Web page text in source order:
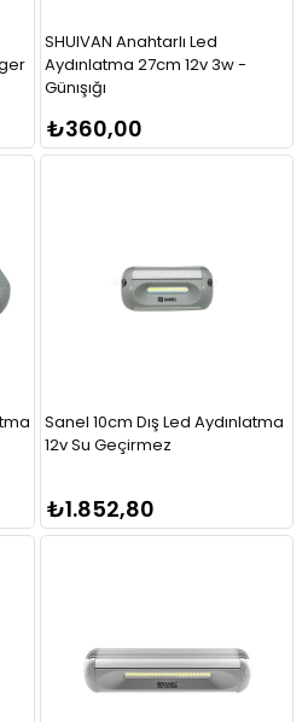
SHUIVAN Anahtarlı Led
Aydınlatma 27cm 12v 3w -
Günışığı
₺360,00
Sanel 10cm Dış Led Aydınlatma
12v Su Geçirmez
₺1.852,80